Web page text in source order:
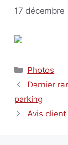
17 décembre
Catégories
Photos
Dernier
parking
Avis